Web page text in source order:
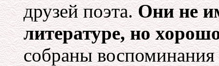
друзей поэта.Они не
литературе, но
собраны воспоминания